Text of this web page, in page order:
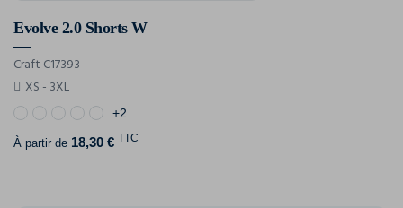
Evolve 2.0 Shorts W
Craft C17393
XS - 3XL
+2
À partir de 18,30 € TTC